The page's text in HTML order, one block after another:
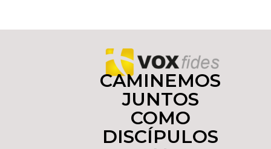
CAMINEMOS
JUNTOS
COMO
DISCÍPULOS